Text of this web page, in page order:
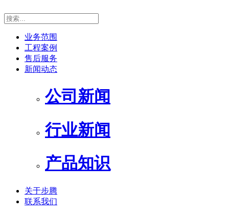
业务范围
工程案例
售后服务
新闻动态
公司新闻
行业新闻
产品知识
关于步腾
联系我们